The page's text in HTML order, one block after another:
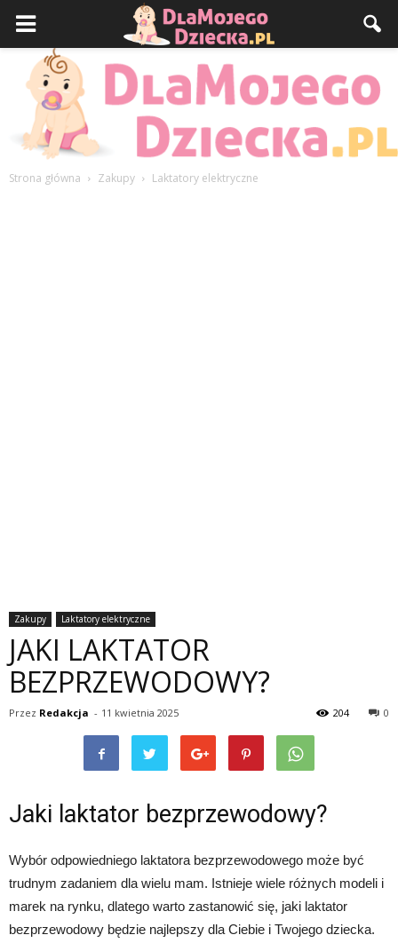
Strona główna Zakupy Laktatory elektryczne
Zakupy Laktatory elektryczne
JAKI LAKTATOR
BEZPRZEWODOWY?
Przez Redakcja - 11 kwietnia 2025 0
204
Jaki laktator bezprzewodowy?
Wybór odpowiedniego laktatora bezprzewodowego może być
trudnym zadaniem dla wielu mam. Istnieje wiele różnych modeli i
marek na rynku, dlatego warto zastanowić się, jaki laktator
bezprzewodowy będzie najlepszy dla Ciebie i Twojego dziecka.